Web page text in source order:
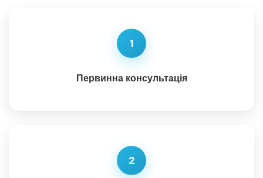
1
Первинна консультація
2